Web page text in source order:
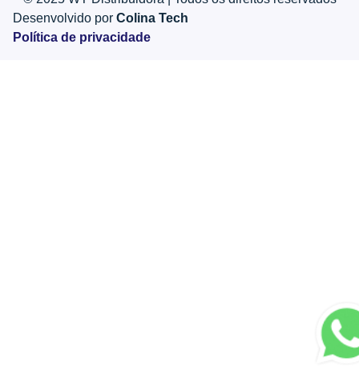
Desenvolvido por Colina Tech
Política de privacidade